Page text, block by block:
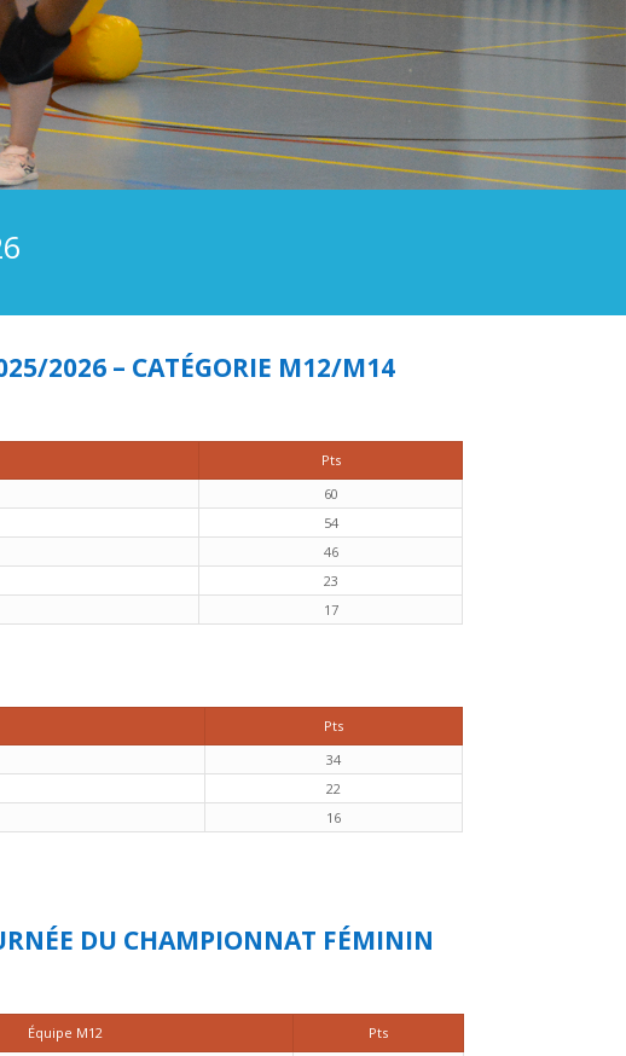
2026 – CATÉGORIE M12/M14
Pts
60
54
46
23
17
Pts
34
22
16
DU CHAMPIONNAT FÉMININ
Équipe M12
Pts